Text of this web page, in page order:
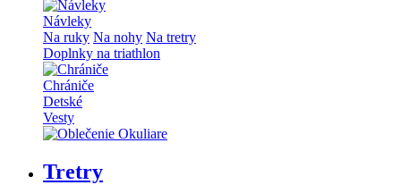
Návleky
Na ruky Na nohy Na tretry
Doplnky na triathlon
Chrániče
Detské
Vesty
Tretry